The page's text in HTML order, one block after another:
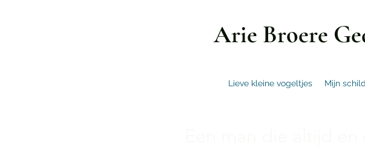
Arie Broere
Lieve kleine vogeltjes Mijn